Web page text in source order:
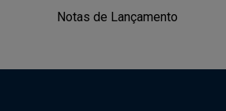
Notas de Lançamento